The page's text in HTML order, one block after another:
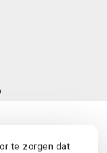
te zorgen dat